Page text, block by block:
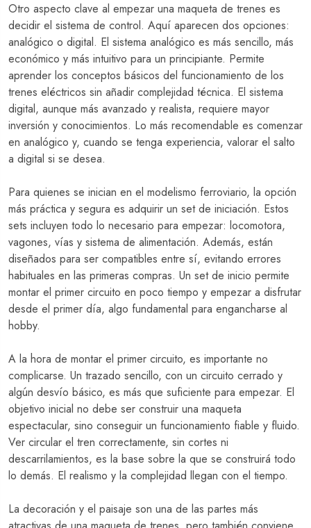
Otro aspecto clave al empezar una maqueta de trenes es
decidir el sistema de control. Aquí aparecen dos opciones:
analógico o digital. El sistema analógico es más sencillo, más
económico y más intuitivo para un principiante. Permite
aprender los conceptos básicos del funcionamiento de los
trenes eléctricos sin añadir complejidad técnica. El sistema
digital, aunque más avanzado y realista, requiere mayor
inversión y conocimientos. Lo más recomendable es comenzar
en analógico y, cuando se tenga experiencia, valorar el salto
a digital si se desea.
Para quienes se inician en el modelismo ferroviario, la opción
más práctica y segura es adquirir un set de iniciación. Estos
sets incluyen todo lo necesario para empezar: locomotora,
vagones, vías y sistema de alimentación. Además, están
diseñados para ser compatibles entre sí, evitando errores
habituales en las primeras compras. Un set de inicio permite
montar el primer circuito en poco tiempo y empezar a disfrutar
desde el primer día, algo fundamental para engancharse al
hobby.
A la hora de montar el primer circuito, es importante no
complicarse. Un trazado sencillo, con un circuito cerrado y
algún desvío básico, es más que suficiente para empezar. El
objetivo inicial no debe ser construir una maqueta
espectacular, sino conseguir un funcionamiento fiable y fluido.
Ver circular el tren correctamente, sin cortes ni
descarrilamientos, es la base sobre la que se construirá todo
lo demás. El realismo y la complejidad llegan con el tiempo.
La decoración y el paisaje son una de las partes más